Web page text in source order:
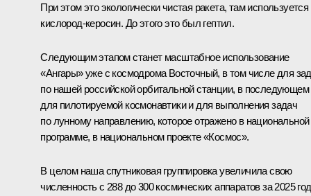
При этом это экологически чистая ракета, там используется
кислород-керосин. До этого это был гептил.
Следующим этапом станет масштабное использование
«Ангары» уже с космодрома Восточный, в том числе для
по нашей российской орбитальной станции, в последующем
для пилотируемой космонавтики и для выполнения задач
по лунному направлению, которое отражено в национальной
программе, в национальном проекте «Космос».
В целом наша спутниковая группировка увеличила свою
численность с 288 до 300 космических аппаратов за 2025